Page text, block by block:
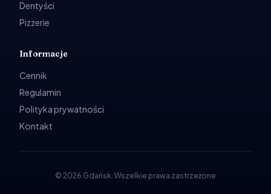
Dentyści
Pizzerie
Informacje
Cennik
Regulamin
Polityka prywatności
Kontakt
© 2026 Gdańsk. Wszelkie prawa zastrzeżone